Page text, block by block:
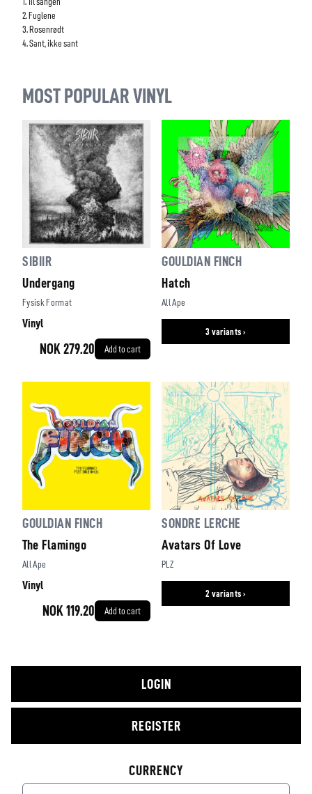
2. Fuglene
3. Rosenrødt
4. Sant, ikke sant
MOST POPULAR VINYL
SIBIIR
Undergang
Fysisk Format
Vinyl
NOK 279.20 Add to cart
GOULDIAN FINCH
Hatch
All Ape
3 variants ›
GOULDIAN FINCH
The Flamingo
All Ape
Vinyl
NOK 119.20 Add to cart
SONDRE LERCHE
Avatars Of Love
PLZ
2 variants ›
LOGIN
REGISTER
CURRENCY